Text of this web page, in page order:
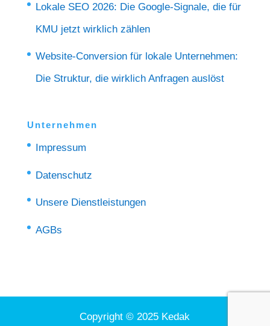
Lokale SEO 2026: Die Google‑Signale, die für
KMU jetzt wirklich zählen
Website-Conversion für lokale Unternehmen:
Die Struktur, die wirklich Anfragen auslöst
Unternehmen
Impressum
Datenschutz
Unsere Dienstleistungen
AGBs
Copyright © 2025 Kedak